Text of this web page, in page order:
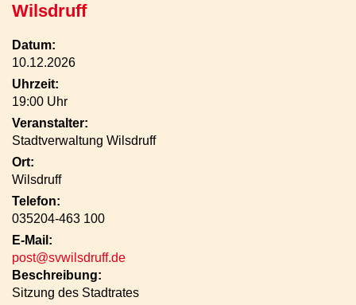
Wilsdruff
Datum:
10.12.2026
Uhrzeit:
19:00 Uhr
Veranstalter:
Stadtverwaltung Wilsdruff
Ort:
Wilsdruff
Telefon:
035204-463 100
E-Mail:
post@svwilsdruff.de
Beschreibung:
Sitzung des Stadtrates